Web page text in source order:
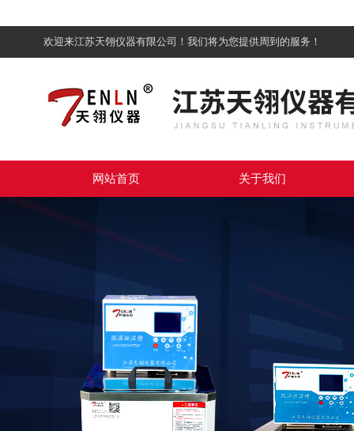
欢迎来江苏天翎仪器有限公司！我们将为您提供周到的服务！
网站首页 关于我们